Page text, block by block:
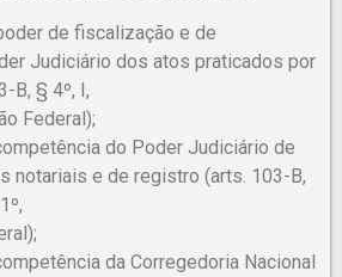
de fiscalização e de
Judiciário dos atos praticados por
B, § 4º, I,
Federal);
do Poder Judiciário de
notariais e de registro (arts. 103-B,
da Corregedoria Nacional